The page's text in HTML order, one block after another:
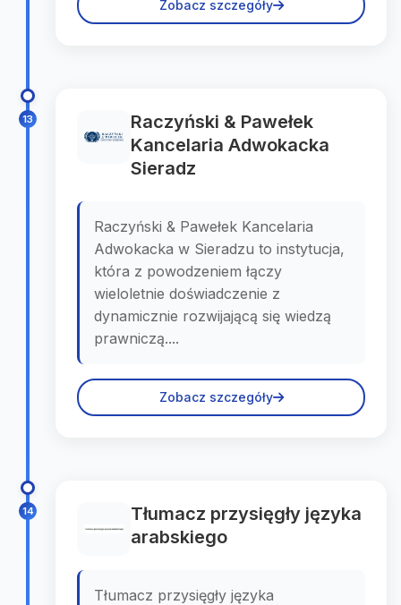
Zobacz szczegóły
13
Raczyński & Pawełek
Kancelaria Adwokacka
Sieradz
Raczyński & Pawełek Kancelaria
Adwokacka w Sieradzu to instytucja,
która z powodzeniem łączy
wieloletnie doświadczenie z
dynamicznie rozwijającą się wiedzą
prawniczą....
Zobacz szczegóły
14
Tłumacz przysięgły języka
arabskiego
Tłumacz przysięgły języka